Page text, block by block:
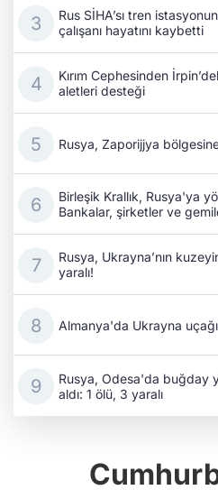
Rus SİHA’sı tren
çalışanı hayatını kaybetti
Kırım Cephesinden
aletleri desteği
Rusya, Zaporijjya
Birleşik Krallık, Rusya'ya
Bankalar, şirketler ve
Rusya, Ukrayna’nın
yaralı!
Almanya'da Ukrayna
Rusya, Odesa'da buğday
aldı: 1 ölü, 3 yaralı